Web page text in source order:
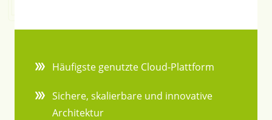
Häufigste genutzte Cloud-Plattform
Sichere, skalierbare und innovative
Architektur